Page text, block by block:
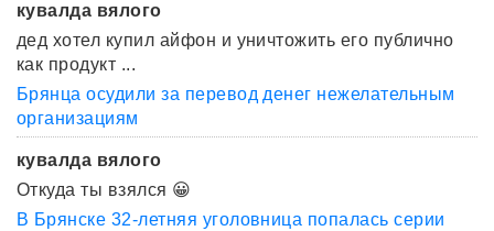
кувалда вялого
дед хотел купил айфон и уничтожить его публично
как продукт ...
Брянца осудили за перевод денег нежелательным
организациям
кувалда вялого
Откуда ты взялся 😀
В Брянске 32-летняя уголовница попалась серии